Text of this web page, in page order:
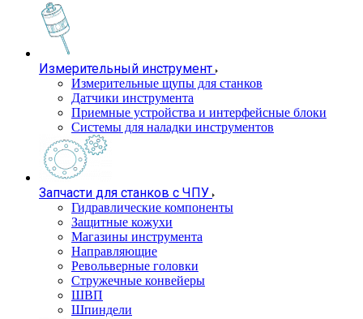
Измерительный инструмент
Измерительные щупы для станков
Датчики инструмента
Приемные устройства и интерфейсные блоки
Системы для наладки инструментов
Запчасти для станков с ЧПУ
Гидравлические компоненты
Защитные кожухи
Магазины инструмента
Направляющие
Револьверные головки
Стружечные конвейеры
ШВП
Шпиндели